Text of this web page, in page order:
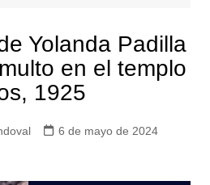
Yolanda Padilla
en el templo
1925
6 de mayo de 2024